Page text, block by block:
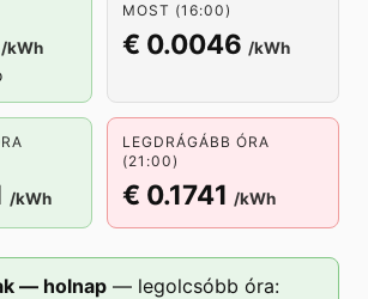
/kWh
MOST (16:00)
€ 0.0046 /kWh
/kWh
LEGDRÁGÁBB ÓRA
(21:00)
€ 0.1741 /kWh
— holnap — legolcsóbb óra: